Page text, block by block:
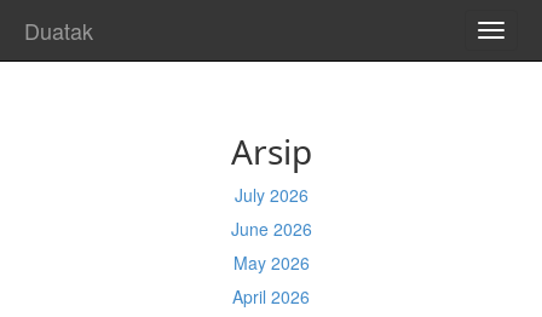
Duatak
Arsip
July 2026
June 2026
May 2026
April 2026